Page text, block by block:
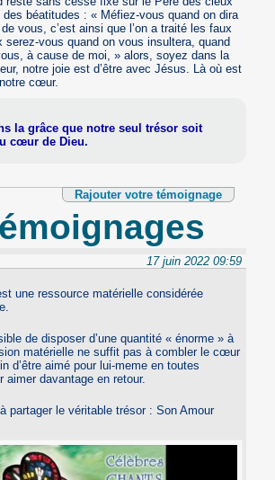
béatitudes : « Méfiez-vous quand on dira
vous, c’est ainsi que l’on a traité les faux
serez-vous quand on vous insultera, quand
à cause de moi, » alors, soyez dans la
notre joie est d’être avec Jésus. Là où est
cœur.
la grâce que notre seul trésor soit
cœur de Dieu.
Rajouter votre témoignage
17 juin 2022 09:59
une ressource matérielle considérée
de disposer d’une quantité « énorme » à
matérielle ne suffit pas à combler le cœur
d’être aimé pour lui-meme en toutes
aimer davantage en retour.
partager le véritable trésor : Son Amour